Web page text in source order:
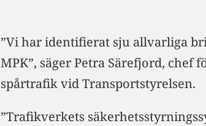
”Vi har identifierat sju allvarliga
MPK”, säger Petra Särefjord,
spårtrafik vid Transportstyrelsen.
”Trafikverkets